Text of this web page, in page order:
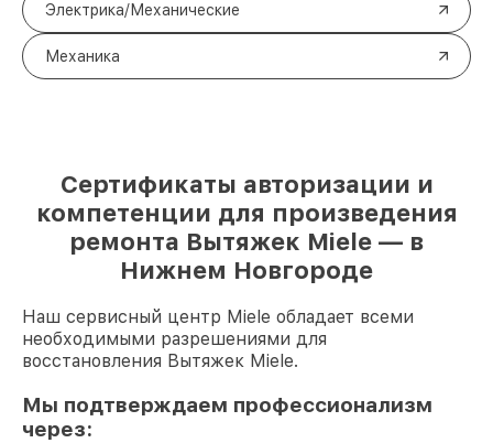
Электрика/Механические
Механика
Сертификаты авторизации и
компетенции для произведения
ремонта Вытяжек Miele — в
Нижнем Новгороде
Наш сервисный центр Miele обладает всеми
необходимыми разрешениями для
восстановления Вытяжек Miele.
Мы подтверждаем профессионализм
через: